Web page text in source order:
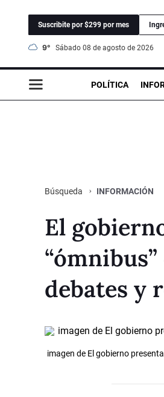
Suscribite por $299 por mes
9° sábado 08 de agosto de 2026
POLÍTICA
Búsqueda INFORMACIÓN
El
debates y
imagen de El gobierno